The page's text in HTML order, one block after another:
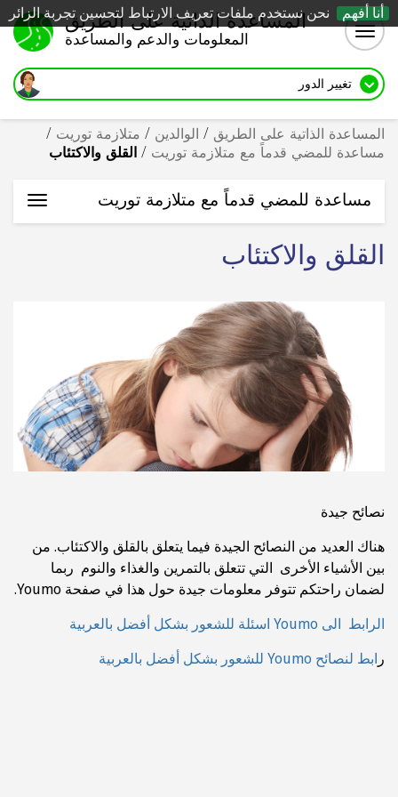
نحن نستخدم ملفات تعريف الارتباط لتحسين تجربة الزائر أنا أفهم المساعدة الذاتية على الطريق
المعلومات والدعم والمساعدة
تغيير الدور
المساعدة الذاتية على الطريق / الوالدين / متلازمة توريت /
مساعدة للمضي قدماً مع متلازمة توريت / القلق والاكتئاب
مساعدة للمضي قدماً مع متلازمة توريت
القلق والاكتئاب
نصائح جيدة
هناك العديد من النصائح الجيدة فيما يتعلق بالقلق والاكتئاب. من
بين الأشياء الأخرى التي تتعلق بالتمرين والغذاء والنوم ربما
لضمان راحتكم تتوفر معلومات جيدة حول هذا في صفحة Youmo.
الرابط الى Youmo اسئلة للشعور بشكل أفضل بالعربية
ر ابط لنصائح Youmo للشعور بشكل أفضل بالعربية